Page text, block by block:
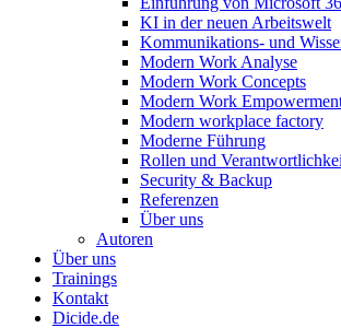
KI in der neuen Arbeitswelt
Kommunikations- und
Modern Work Analyse
Modern Work Concepts
Modern Work
Modern workplace factory
Moderne Führung
Rollen und
Security & Backup
Referenzen
Über uns
Autoren
Über uns
Trainings
Kontakt
Dicide.de